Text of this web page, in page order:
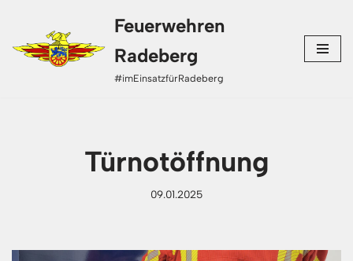
Zum
Inhalt
Feuerwehren
Radeberg
#imEinsatzfürRadeberg
Türnotöffnung
09.01.2025